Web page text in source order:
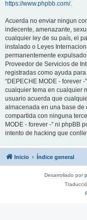
https://www.phpbb.com/.
Acuerda no enviar ningun
indecente, amenazante,
cualquier ley de su país, el
instalado o Leyes
permanentemente
Proveedor de Servicios de
registradas como ayuda
“DEPECHE MODE - forever
cualquier tema en cualquier
usuario acuerda que
almacenada en una base de
compartida con ninguna
MODE - forever -” ni phpBB
intento de hacking que
Inicio Índice general
Desarrollado por